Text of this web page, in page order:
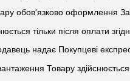
обов'язково оформлення
тільки після оплати
надає Покупцеві
Товару